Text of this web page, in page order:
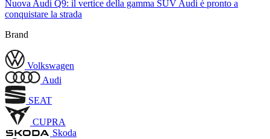
Nuova Audi Q9: il vertice della gamma SUV Audi è pronto a
conquistare la strada
Brand
Volkswagen
Audi
SEAT
CUPRA
Skoda